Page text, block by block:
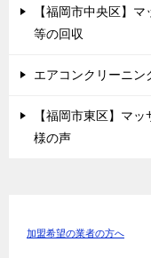
【福岡市中央区】
等の回収
エアコンクリーニ
【福岡市東区】マ
様の声
加盟希望の業者の方へ